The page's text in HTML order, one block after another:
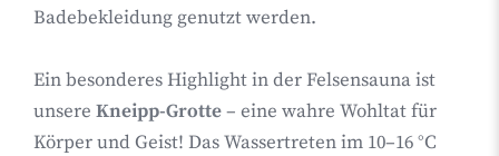
Badebekleidung genutzt werden.
Ein besonderes Highlight in der Felsensauna ist
unsere Kneipp-Grotte– eine wahre Wohltat für
Körper und Geist! Das Wassertreten im 10–16 °C